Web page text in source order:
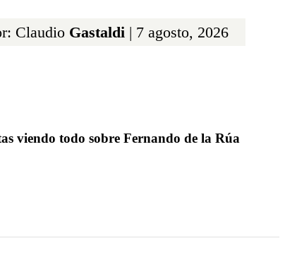
Claudio Gastaldi | 7 agosto, 2026
viendo todo sobre Fernando de la Rúa